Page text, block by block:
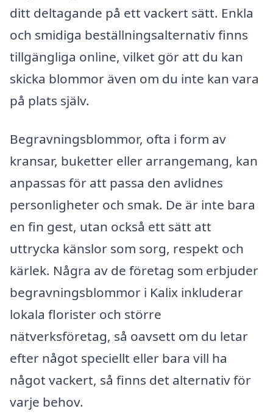
ditt deltagande på ett vackert sätt. Enkla
och smidiga beställningsalternativ finns
tillgängliga online, vilket gör att du kan
skicka blommor även om du inte kan vara
på plats själv.
Begravningsblommor, ofta i form av
kransar, buketter eller arrangemang, kan
anpassas för att passa den avlidnes
personligheter och smak. De är inte bara
en fin gest, utan också ett sätt att
uttrycka känslor som sorg, respekt och
kärlek. Några av de företag som erbjuder
begravningsblommor i Kalix inkluderar
lokala florister och större
nätverksföretag, så oavsett om du letar
efter något speciellt eller bara vill ha
något vackert, så finns det alternativ för
varje behov.